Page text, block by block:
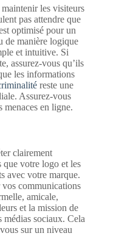
les visiteurs
pas attendre que
optimisé pour un
de manière logique
et intuitive. Si
assurez-vous qu’ils
les informations
reste une
Assurez-vous
menaces en ligne.
clairement
que votre logo et les
avec votre marque.
communications
amicale,
et la mission de
médias sociaux. Cela
sur un niveau